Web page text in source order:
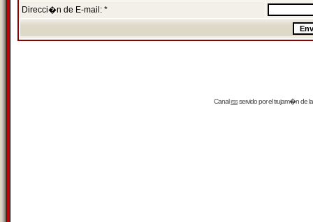
Direcci�n de E-mail: *
Canalrssservido por eltrujam�nde